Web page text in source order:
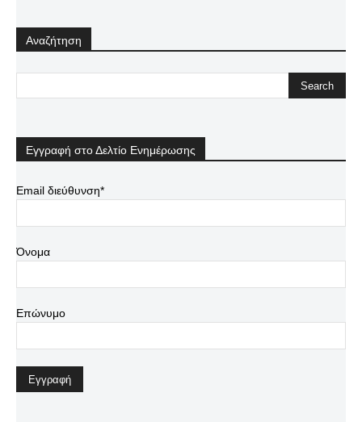
Αναζήτηση
Εγγραφή στο Δελτίο Ενημέρωσης
Email διεύθυνση*
Όνομα
Επώνυμο